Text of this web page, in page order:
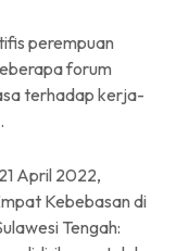
perempuan
forum
terhadap kerja-
April 2022,
Kebebasan di
Tengah: